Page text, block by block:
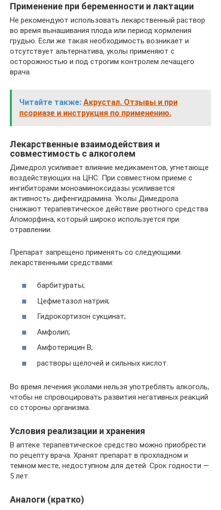
Применение при беременности и лактации
Не рекомендуют использовать лекарственный раствор
во время вынашивания плода или период кормления
грудью. Если же такая необходимость возникает и
отсутствует альтернатива, уколы применяют с
осторожностью и под строгим контролем лечащего
врача.
Читайте также: Акрустал. Отзывы и при
псориазе и инструкция по применению.
Лекарственные взаимодействия и
совместимость с алкоголем
Димедрол усиливает влияние медикаментов, угнетающе
воздействующих на ЦНС. При совместном приеме с
ингибиторами моноаминоксидазы усиливается
активность дифенгидрамина. Уколы Димедрола
снижают терапевтическое действие рвотного средства
Апоморфина, который широко используется при
отравлении.
Препарат запрещено применять со следующими
лекарственными средствами:
барбитураты;
Цефметазол натрия;
Гидрокортизон сукцинат;
Амфолип;
Амфотерицин В;
растворы щелочей и сильных кислот.
Во время лечения уколами нельзя употреблять алкоголь,
чтобы не спровоцировать развития негативных реакций
со стороны организма.
Условия реализации и хранения
В аптеке терапевтическое средство можно приобрести
по рецепту врача. Хранят препарат в прохладном и
темном месте, недоступном для детей. Срок годности —
5 лет.
Аналоги (кратко)